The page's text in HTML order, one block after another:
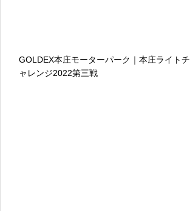
GOLDEX本庄モーターパーク｜本庄ライトチ
ャレンジ2022第三戦